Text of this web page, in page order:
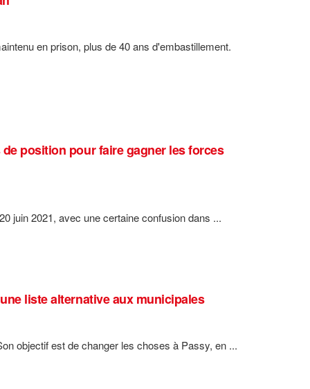
en prison, plus de 40 ans d'embastillement.
position pour faire gagner les forces
juin 2021, avec une certaine confusion dans ...
liste alternative aux municipales
objectif est de changer les choses à Passy, en ...